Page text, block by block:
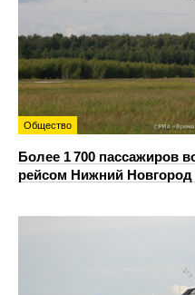
Общество
Более 1 700 пассажиров
рейсом Нижний